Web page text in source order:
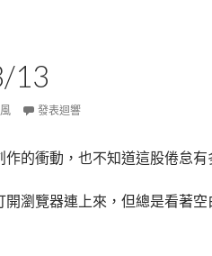
13
發表迴響
作的衝動，也不知道這股倦怠有
開瀏覽器連上來，但總是看著